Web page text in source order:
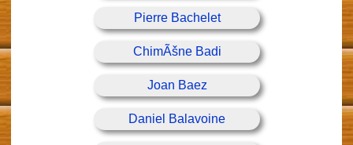
Pierre Bachelet
ChimÃšne Badi
Joan Baez
Daniel Balavoine